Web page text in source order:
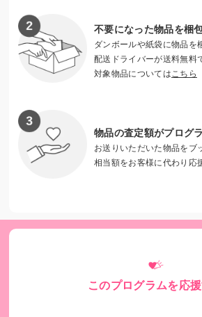
不要になった物品を梱
ダンボールや紙袋に物品を
配送ドライバーが送料無料
対象物品については こちら
物品の査定額がプログ
お送りいただいた物品をブ
相当額をお客様に代わり応
このプログラムを応